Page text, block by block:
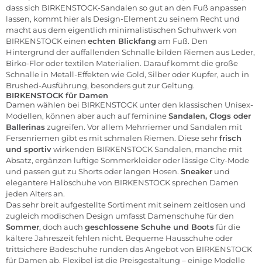
dass sich BIRKENSTOCK-Sandalen so gut an den Fuß anpassen
lassen, kommt hier als Design-Element zu seinem Recht und
macht aus dem eigentlich minimalistischen Schuhwerk von
BIRKENSTOCK einen echten Blickfang am Fuß. Den
Hintergrund der auffallenden Schnalle bilden Riemen aus Leder,
Birko-Flor oder textilen Materialien. Darauf kommt die große
Schnalle in Metall-Effekten wie Gold, Silber oder Kupfer, auch in
Brushed-Ausführung, besonders gut zur Geltung.
BIRKENSTOCK für Damen
Damen wählen bei BIRKENSTOCK unter den klassischen Unisex-
Modellen, können aber auch auf feminineSandalen, Clogs oder
Ballerinaszugreifen. Vor allem Mehrriemer und Sandalen mit
Fersenriemen gibt es mit schmalen Riemen. Diese sehrfrisch
und sportivwirkenden BIRKENSTOCK Sandalen, manche mit
Absatz, ergänzen luftige Sommerkleider oder lässige City-Mode
und passen gut zu Shorts oder langen Hosen. Sneaker und
elegantere Halbschuhe von BIRKENSTOCK sprechen Damen
jeden Alters an.
Das sehr breit aufgestellte Sortiment mit seinem zeitlosen und
zugleich modischen Design umfasst Damenschuhe für den
Sommer, doch auch geschlossene Schuhe und Bootsfür die
kältere Jahreszeit fehlen nicht. Bequeme Hausschuhe oder
trittsichere Badeschuhe runden das Angebot von BIRKENSTOCK
für Damen ab. Flexibel ist die Preisgestaltung – einige Modelle